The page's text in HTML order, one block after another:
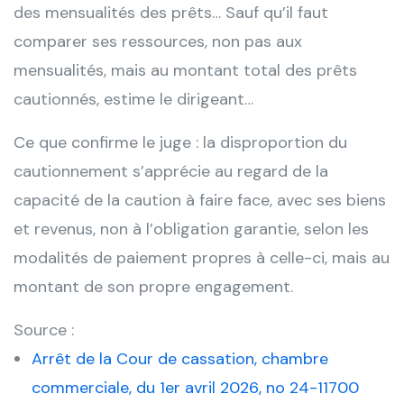
des mensualités des prêts… Sauf qu’il faut
comparer ses ressources, non pas aux
mensualités, mais au montant total des prêts
cautionnés, estime le dirigeant…
Ce que confirme le juge : la disproportion du
cautionnement s’apprécie au regard de la
capacité de la caution à faire face, avec ses biens
et revenus, non à l’obligation garantie, selon les
modalités de paiement propres à celle-ci, mais au
montant de son propre engagement.
Source :
Arrêt de la Cour de cassation, chambre
commerciale, du 1er avril 2026, no 24-11700